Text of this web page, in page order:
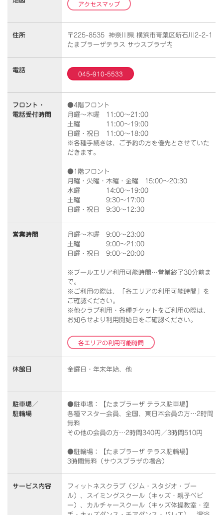
アクセスマップ
住所
〒225-8535 神奈川県 横浜市青葉区新石川2-2-1
たまプラーザテラス サウスプラザ内
電話
045-910-5533
フロント・
電話受付時間
●4階フロント
月曜～木曜 11:00～21:00
土曜 11:00～19:00
日曜・祝日 11:00～18:00
※各種手続きは、ご予約の方を優先とさせていた
だきます。
●1階フロント
月曜・火曜・木曜・金曜 15:00～20:30
水曜 14:00～19:00
土曜 9:30～17:00
日曜・祝日 9:30～12:30
営業時間
月曜～木曜 9:00～23:00
土曜 9:00～21:00
日曜・祝日 9:00～20:00
※プールエリア利用可能時間…営業終了30分前ま
で。
※ご利用の際は、「各エリアの利用可能時間」を
ご確認ください。
※他クラブ利用・各種チケットをご利用の際は、
お知らせより利用開始日をご確認ください。
各エリアの利用可能時間
休館日 金曜日・年末年始、他
駐車場／
駐輪場
●駐車場：【たまプラーザ テラス駐車場】
各種マスター会員、全国、東日本会員の方…2時間
無料
その他の会員の方…2時間340円／3時間510円
●駐輪場：【たまプラーザ テラス駐輪場】
3時間無料（サウスプラザの場合）
サービス内容
フィットネスクラブ（ジム・スタジオ・プー
ル）、スイミングスクール（キッズ・親子ベビ
ー）、カルチャースクール（キッズ体操教室・空